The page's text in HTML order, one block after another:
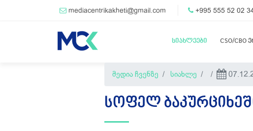
mediacentrikakheti@gmail.com +995 555 52 02
სიახლეები CSO/CBO
მედია ჩვენზე სიახლე
ᲡᲝᲤᲔᲚ